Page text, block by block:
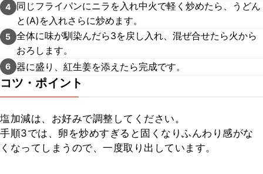
4
同じフライパンにニラを入れ中火で軽く炒めたら、うどん
と(A)を入れさらに炒めます。
5 全体に味が馴染んだら3を戻し入れ、混ぜ合せたら火から
おろします。
6 器に盛り、紅生姜を添えたら完成です。
コツ・ポイント
塩加減は、お好みで調整してください。
手順3では、卵を炒めすぎると固くなりふんわり感がな
くなってしまうので、一度取り出しています。